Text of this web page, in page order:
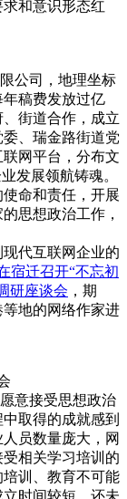
和意识形态红
公司，地理坐标
稿费发放过亿
街道合作，成立
、瑞金路街道党
网平台，分布文
发展领航铸魂。
命和责任，开展
思想政治工作，
代互联网企业的
宿迁召开“不忘初
研座谈会 ，期
地的网络作家进
意接受思想政治
取得的成就感到
员数量庞大，网
相关学习培训的
训、教育不可能
时间较短，还未